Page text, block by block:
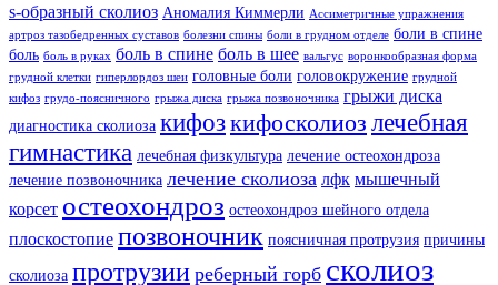
s-образный сколиоз Аномалия Киммерли Ассиметричные упражнения
артроз тазобедренных суставов болезни спины боли в грудном отделе боли в спине
боль боль в руках боль в спине боль в шее вальгус воронкообразная форма
грудной клетки гиперлордоз шеи головные боли головокружение грудной
кифоз грудо-поясничного грыжа диска грыжа позвоночника грыжи диска
диагностика сколиоза кифозкифосколиоз лечебная
гимнастика лечебная физкультура лечение остеохондроза
лечение позвоночника лечение сколиоза лфк мышечный
корсет остеохондроз остеохондроз шейного отдела
плоскостопие позвоночник поясничная протрузия причины
сколиоза протрузии реберный горб сколиоз